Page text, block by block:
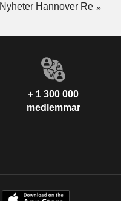
Nyheter Hannover Re
+ 1 300 000
medlemmar